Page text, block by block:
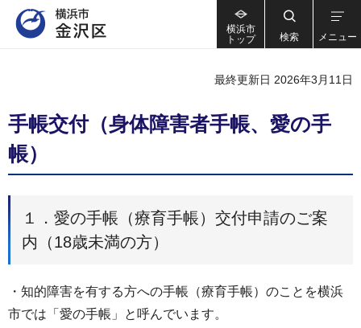
横浜市
トップ
検索 メニュー
最終更新日 2026年3月11日
手帳交付（身体障害者手帳、愛の手
帳）
１．愛の手帳（療育手帳）交付申請のご案
内（18歳未満の方）
・知的障害を有する方への手帳（療育手帳）のことを横浜
市では「愛の手帳」と呼んでいます。